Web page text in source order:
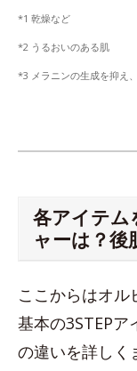
*1 乾燥など
*2 うるおいのある肌
*3 メラニンの生成を抑え
各アイテム
ャーは？後
ここからはオル
基本の3STEP
の違いを詳しく